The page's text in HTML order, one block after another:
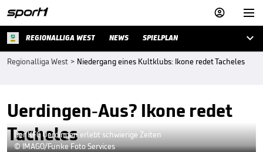


REGIONALLIGA WEST NEWS SPIELPLAN 
Regionalliga West > Niedergang eines Kultklubs: Ikone redet Tacheles
Uerdingen-Aus? Ikone redet
Tacheles
Der KFC Uerdingen erlebt schwierige Zeiten
© IMAGO/Funke Foto Services